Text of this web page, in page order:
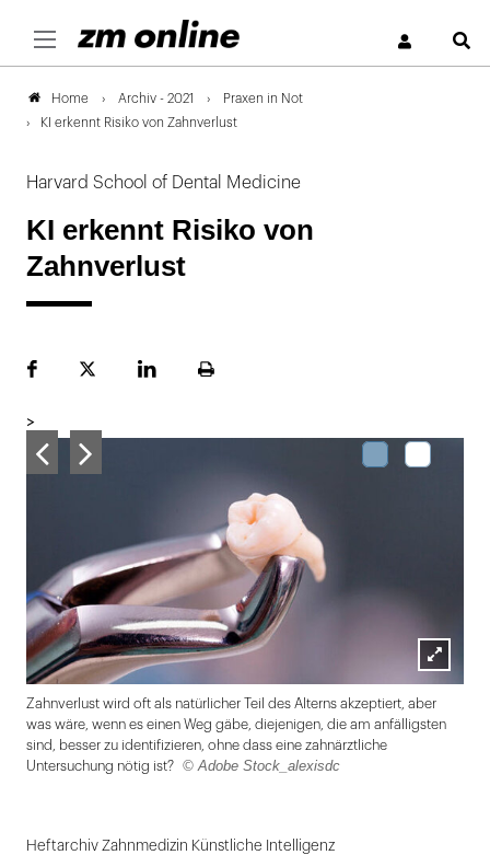
Home Archiv - 2021
Praxen in Not
KI erkennt Risiko von Zahnverlust
Harvard School of Dental Medicine
KI erkennt Risiko von
Zahnverlust
FacebookPlattformLinekdInSeite
>
Lightbox
öffnen
Zahnverlust wird oft als natürlicher Teil des Alterns akzeptiert, aber
was wäre, wenn es einen Weg gäbe, diejenigen, die am anfälligsten
sind, besser zu identifizieren, ohne dass eine zahnärztliche
Untersuchung nötig ist?
© Adobe Stock_alexisdc
1Heftarchiv Zahnmedizin Künstliche Intelligenz